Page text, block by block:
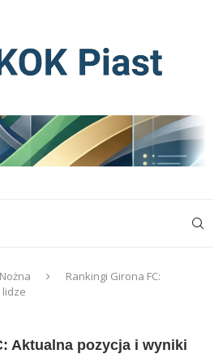
Rankingi Girona FC:
Aktualna pozycja i wyniki